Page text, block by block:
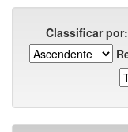
Classificar por: